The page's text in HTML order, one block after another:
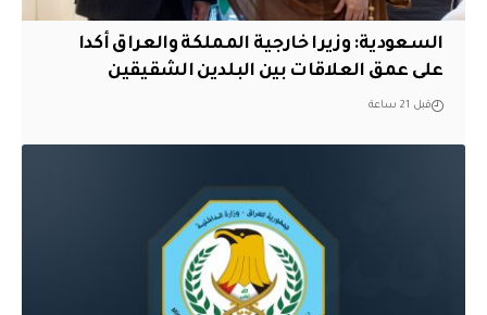
السعودية: وزيرا خارجية المملكة والعراق أكدا
على عمق العلاقات بين البلدين الشقيقين
قبل 21 ساعة